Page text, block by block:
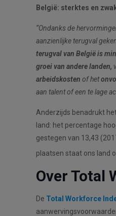
België: sterktes en
“Ondanks de
aanzienlijke terugval
terugval van België is
groei van andere landen,
arbeidskosten of het
aan talent of een te lage
Anderzijds benadrukt
land: het percentage
gestegen van 13,43
plaatsen staat ons land
Over Total
De Total Workforce